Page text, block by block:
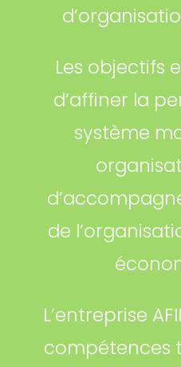
Les objectifs
d’affiner la
système
de
L’entreprise
compétences